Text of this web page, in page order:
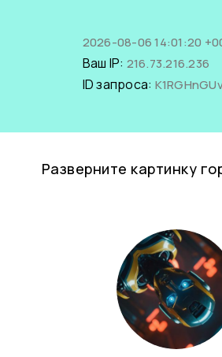
2026-08-06 14:01:20
Ваш IP: 216.73.216.236
ID запроса:
Разверните картинку